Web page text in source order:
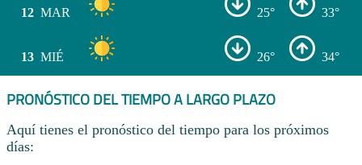
12 MAR 25° 33°
13 MIÉ 26° 34°
PRONÓSTICO DEL TIEMPO A LARGO PLAZO
Aquí tienes el pronóstico del tiempo para los próximos
días: